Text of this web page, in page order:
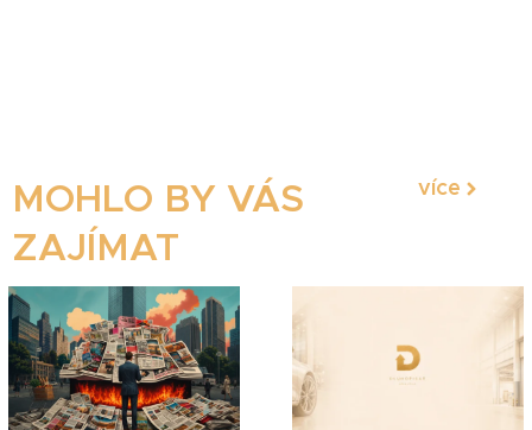
MOHLO BY VÁS
ZAJÍMAT
více